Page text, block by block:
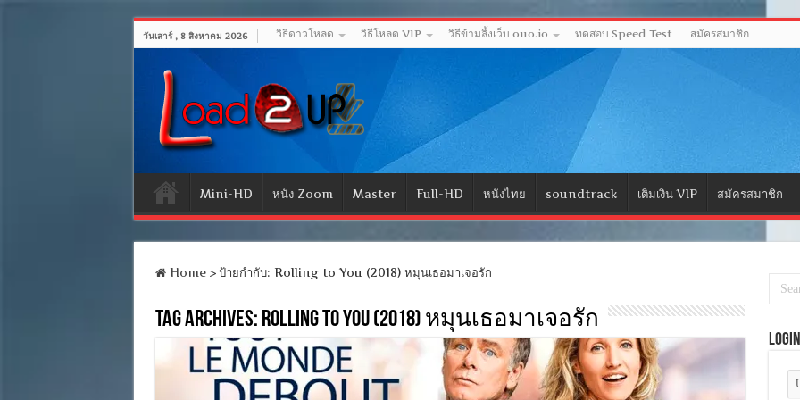
วันเสาร์ , 8 สิงหาคม 2026 วิธีดาวโหลด วิธีโหลด VIP วิธีข้ามลิ้งเว็บ ouo.io ทดสอบ Speed Test สมัครสมาชิก
Mini-HD หนัง Zoom Master Full-HD หนังไทย soundtrack เติมเงิน VIP สมัครสมาชิก
Home > ป้ายกำกับ: Rolling to You (2018) หมุนเธอมาเจอรัก
Tag Archives: Rolling to You (2018) หมุนเธอมาเจอรัก
Login